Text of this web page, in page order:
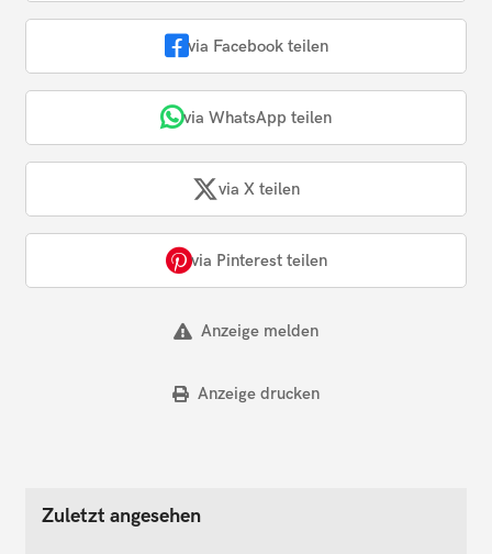
via Facebook teilen
via WhatsApp teilen
via X teilen
via Pinterest teilen
Anzeige melden
Anzeige drucken
Zuletzt angesehen